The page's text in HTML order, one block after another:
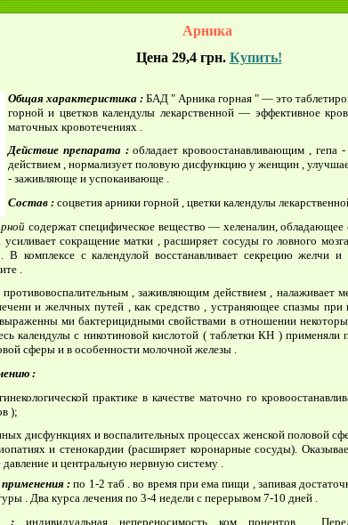
Арника
Цена 29,4 грн. Купить!
Общая характеристика : БАД " Арника горная " — это
горной и цветков календулы лекарственной — эффективное
маточных кровотечениях .
Действие препарата :обладает кровоостанавливающим ,
действием , нормализует половую дисфункцию у женщин ,
- заживляюще и успокаивающе .
Состав : соцветия арники горной , цветки календулы
содержат специфическое вещество — хеленалин,
сокращение матки , расширяет сосуды го­ ловного
В комплексе с календулой восстанавливает секрецию желчи
.
противовоспалительным , заживляющим действием , налаживает
и желчных путей , как средство , устраняющее спазмы при
ми бактерицидными свойствами в отношении
календулы с никотиновой кислотой ( таблетки КН ) применяли
сферы и в особенности молочной железы .
:
практике в качестве маточно­ го
);
дисфункциях и воспалительных процессах женской половой
и стенокардии (расширяет коронарные сосуды).
давление и центральную нервную систему .
применения :по 1-2 таб . во время при­ ема пищи , запивая
. Два курса лечения по 3-4 недели с перерывом 7-10 дней .
: индивидуальная непереносимость ком­ понентов .